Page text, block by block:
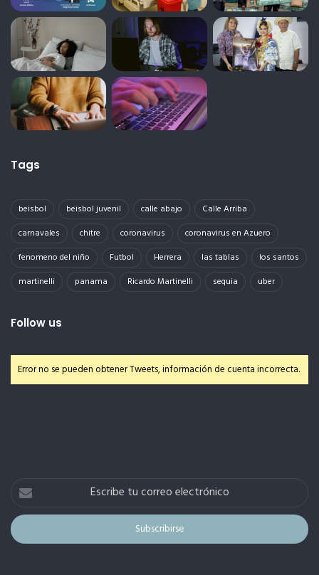
Tags
beisbol beisbol juvenil calle abajo
Calle Arriba
carnavales
chitre coronavirus
coronavirus en Azuero
fenomeno del niño
Futbol Herrera las tablas
los santos
martinelli
panama Ricardo Martinelli sequia uber
Follow us
Error no se pueden obtener Tweets, información de cuenta incorrecta.
Escribe
correo
electrónico